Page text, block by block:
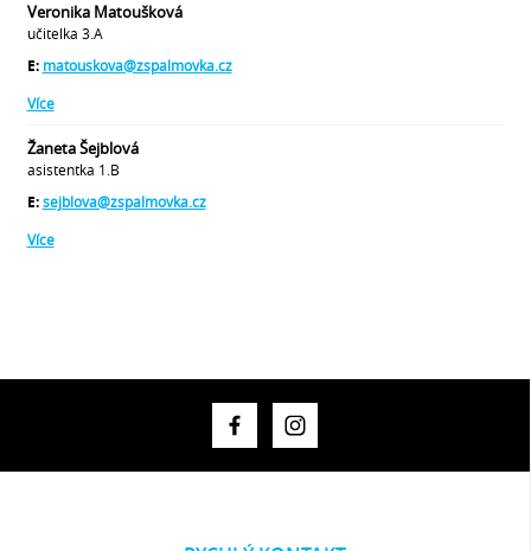
Veronika Matoušková
učitelka 3.A
E: matouskova@zspalmovka.cz
Více
Žaneta Šejblová
asistentka 1.B
E:sejblova@zspalmovka.cz
Více